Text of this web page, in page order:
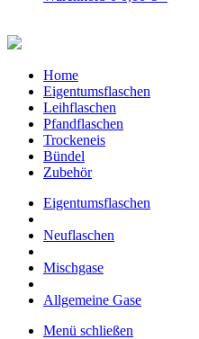
Home
Eigentumsflaschen
Leihflaschen
Pfandflaschen
Trockeneis
Bündel
Zubehör
Eigentumsflaschen
Neuflaschen
Mischgase
Allgemeine Gase
Menü schließen